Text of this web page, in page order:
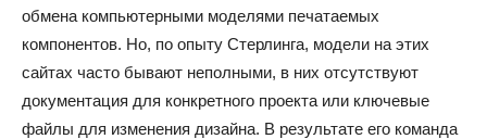
обмена компьютерными моделями печатаемых
компонентов. Но, по опыту Стерлинга, модели на этих
сайтах часто бывают неполными, в них отсутствуют
документация для конкретного проекта или ключевые
файлы для изменения дизайна. В результате его команда